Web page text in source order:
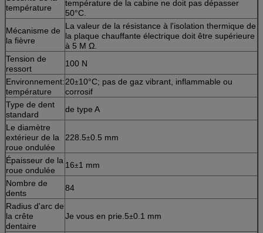
température
température de la cabine ne doit pas dépasser
50°C.
Mécanisme de
la fièvre
La valeur de la résistance à l'isolation thermique de
la plaque chauffante électrique doit être supérieure
à 5 M Ω.
Tension de
ressort
100 N
Environnement:
température
20±10°C; pas de gaz vibrant, inflammable ou
corrosif
Type de dent
standard
de type A
Le diamètre
extérieur de la
roue ondulée
228.5±0.5 mm
Épaisseur de la
roue ondulée
16±1 mm
Nombre de
dents
84
Radius d'arc de
la crête
dentaire
Je vous en prie.5±0.1 mm